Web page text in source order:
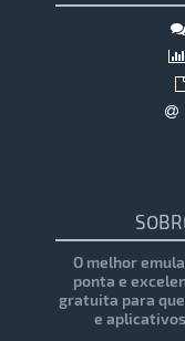
O melhor
ponta e
gratuita para
e